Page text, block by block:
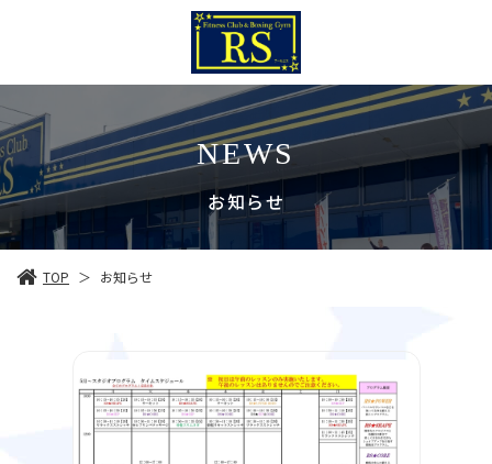
NEWS
お知らせ
TOP ＞ お知らせ